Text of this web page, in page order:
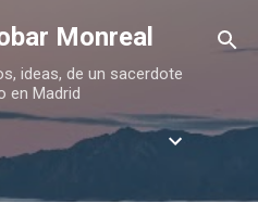
principal
Monreal
ideas, de un sacerdote
en Madrid